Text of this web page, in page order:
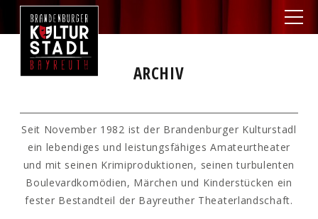
ARCHIV
Seit November 1982 ist der Brandenburger Kulturstadl
ein lebendiges und leistungsfähiges Amateurtheater
und mit seinen Krimiproduktionen, seinen turbulenten
Boulevardkomödien, Märchen und Kinderstücken ein
fester Bestandteil der Bayreuther Theaterlandschaft.